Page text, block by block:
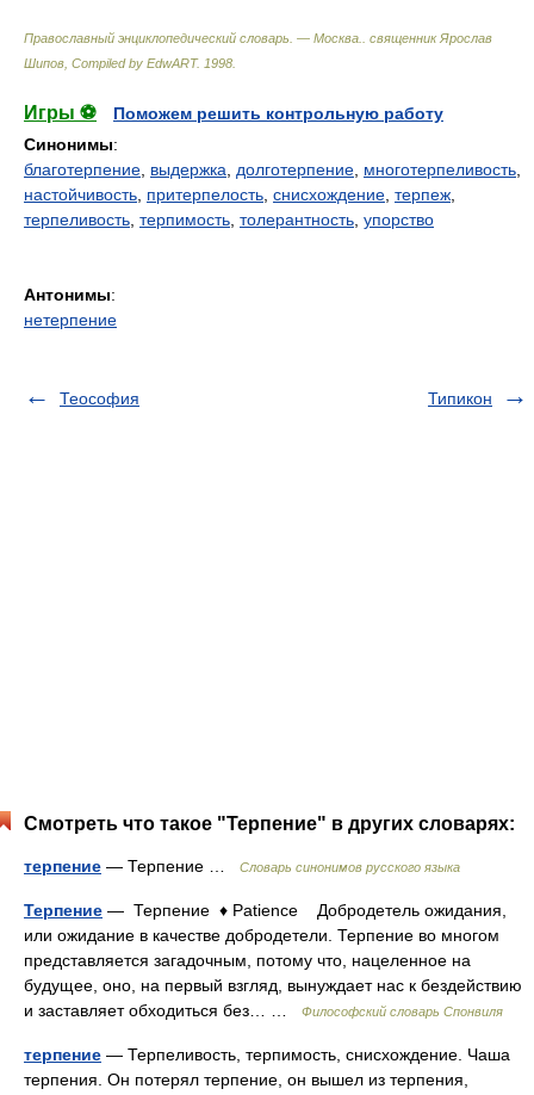
Православный энциклопедический словарь. — Москва.
священник Ярослав
Шипов, Compiled by EdwART. 1998
Игры ⚽
Поможем решить контрольную работу
Синонимы:
благотерпение выдержка долготерпение многотерпеливость
настойчивость притерпелость снисхождение терпеж
терпеливость терпимость толерантность упорство
Антонимы:
нетерпение
Теософия Типикон
Смотреть что такое "Терпение" в других словарях:
терпение — Терпение … Словарь синонимов русского языка
Терпение — Терпение ♦ Patience Добродетель ожидания,
или ожидание в качестве добродетели. Терпение во многом
представляется загадочным, потому что, нацеленное на
будущее, оно, на первый взгляд, вынуждает нас к бездействию
и заставляет обходиться без… …
Философский словарь Спонвиля
терпение — Терпеливость, терпимость, снисхождение. Чаша
терпения. Он потерял терпение, он вышел из терпения,